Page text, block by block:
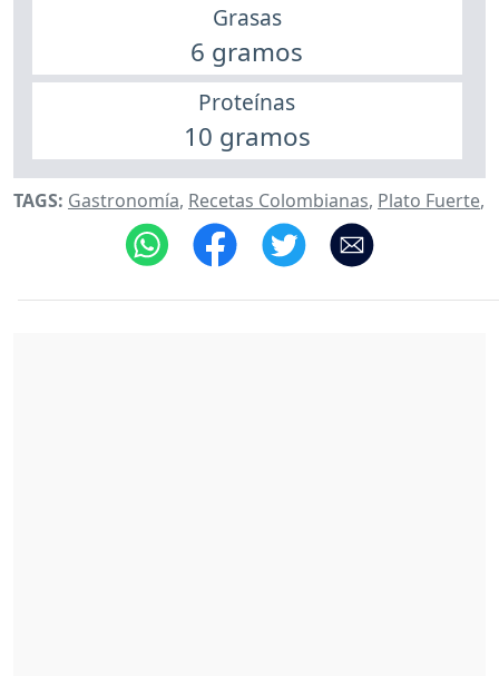
Grasas
6 gramos
Proteínas
10 gramos
TAGS: Gastronomía, Recetas Colombianas, Plato Fuerte,